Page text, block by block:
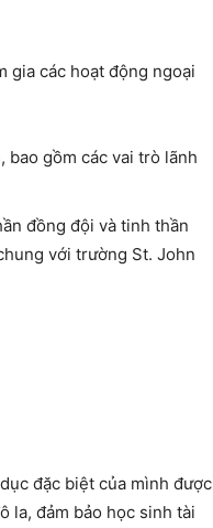
gia các hoạt động ngoại
bao gồm các vai trò lãnh
đồng đội và tinh thần
với trường St. John
đặc biệt của mình được
la, đảm bảo học sinh tài